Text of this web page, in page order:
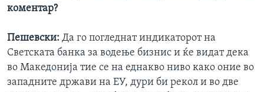
коментар?
Пешевски: Да го погледнат индикаторот на
Светската банка за водење бизнис и ќе видат дека
во Македонија тие се на еднакво ниво како оние во
западните држави на ЕУ, дури би рекол и во две